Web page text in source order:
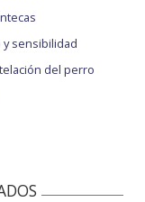
y sensibilidad
del perro